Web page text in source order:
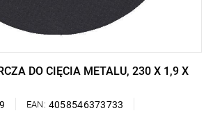
DO CIĘCIA METALU, 230 X 1,9 X
EAN: 4058546373733